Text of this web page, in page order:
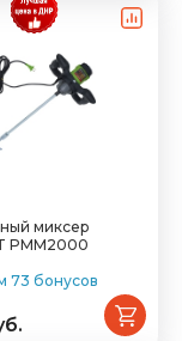
миксер
PMM2000
73 бонусов